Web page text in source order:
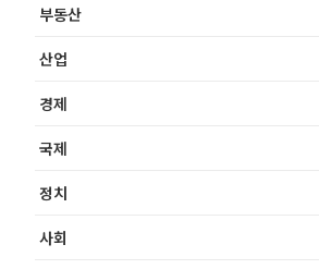
부동산
산업
경제
국제
정치
사회